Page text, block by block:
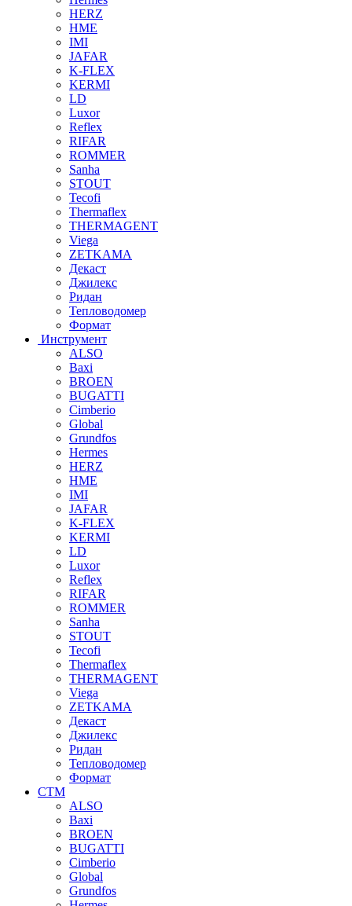
HERZ
HME
IMI
JAFAR
K-FLEX
KERMI
LD
Luxor
Reflex
RIFAR
ROMMER
Sanha
STOUT
Tecofi
Thermaflex
THERMAGENT
Viega
ZETKAMA
Декаст
Джилекс
Ридан
Тепловодомер
Формат
Инструмент
ALSO
Baxi
BROEN
BUGATTI
Cimberio
Global
Grundfos
Hermes
HERZ
HME
IMI
JAFAR
K-FLEX
KERMI
LD
Luxor
Reflex
RIFAR
ROMMER
Sanha
STOUT
Tecofi
Thermaflex
THERMAGENT
Viega
ZETKAMA
Декаст
Джилекс
Ридан
Тепловодомер
Формат
СТМ
ALSO
Baxi
BROEN
BUGATTI
Cimberio
Global
Grundfos